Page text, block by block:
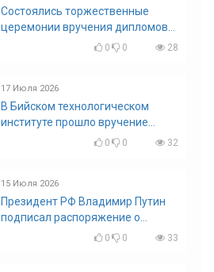
Состоялись торжественные
церемонии вручения дипломов
0 0 28
17 Июля 2026
В Бийском технологическом
институте прошло вручение
0 0 32
15 Июля 2026
Президент РФ Владимир Путин
подписал распоряжение о
поощрении граждан и трудовых
0 0 33